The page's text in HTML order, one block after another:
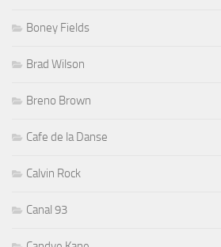
Boney Fields
Brad Wilson
Breno Brown
Cafe de la Danse
Calvin Rock
Canal 93